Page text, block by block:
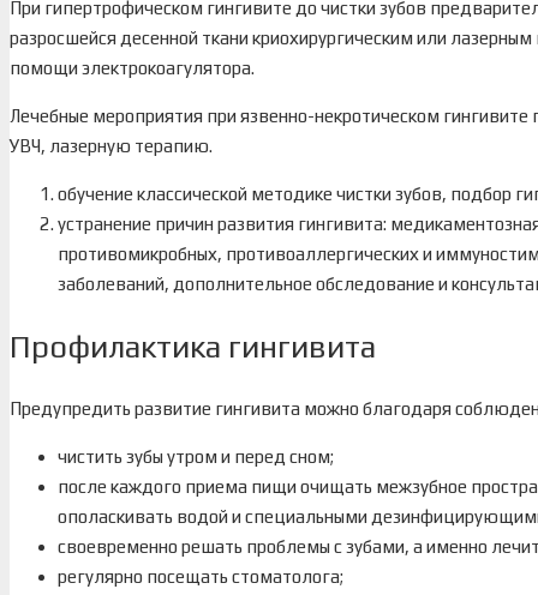
При гипертрофическом гингивите до чистки зубов
разросшейся десенной ткани криохирургическим или
помощи электрокоагулятора.
Лечебные мероприятия при язвенно-некротическом
УВЧ, лазерную терапию.
обучение классической методике чистки зубов, подбор
устранение причин развития гингивита:
противомикробных, противоаллергических и
заболеваний, дополнительное обследование и
Профилактика гингивита
Предупредить развитие гингивита можно благодаря
чистить зубы утром и перед сном;
после каждого приема пищи очищать межзубное
ополаскивать водой и специальными
своевременно решать проблемы с зубами, а именно
регулярно посещать стоматолога;